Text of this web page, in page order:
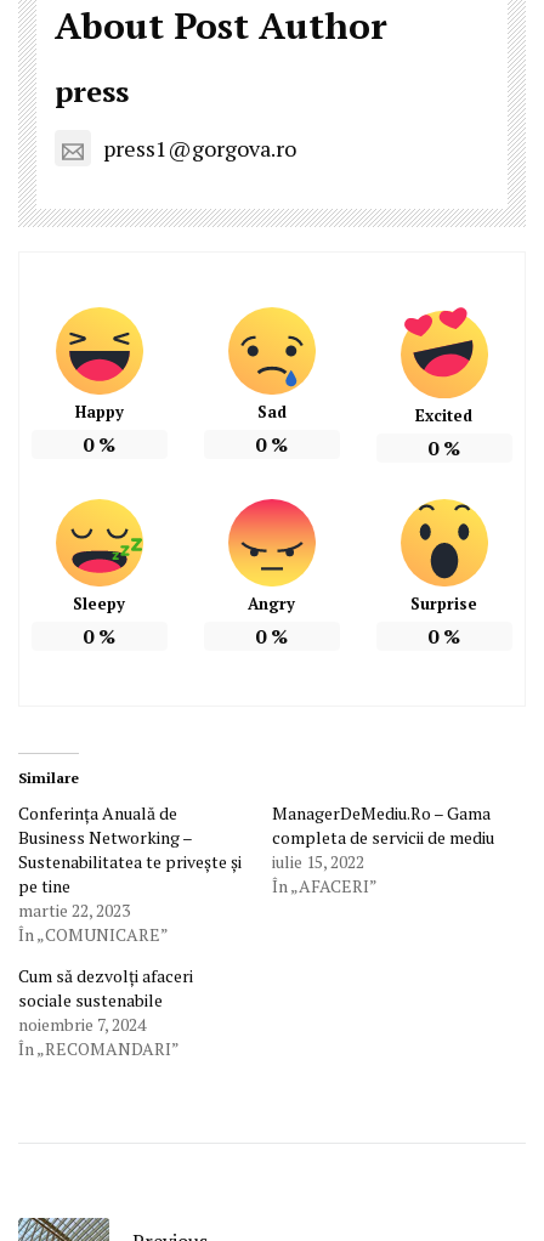
About Post Author
press
press1@gorgova.ro
Happy
0%
Sad
0%
Excited
0%
Sleepy
0%
Angry
0%
Surprise
0%
Similare
Conferința Anuală de
Business Networking –
Sustenabilitatea te privește și
pe tine
martie 22, 2023
În „COMUNICARE”
ManagerDeMediu.Ro – Gama
completa de servicii de mediu
iulie 15, 2022
În „AFACERI”
Cum să dezvolți afaceri
sociale sustenabile
noiembrie 7, 2024
În „RECOMANDARI”